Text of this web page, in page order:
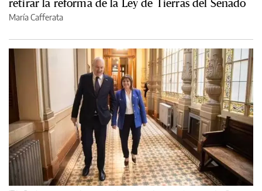
retirar la reforma de la Ley de Tierras del Senado
María Cafferata